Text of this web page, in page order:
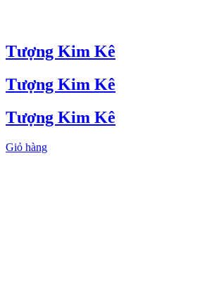
Tượng Kim Kê
Tượng Kim Kê
Tượng Kim Kê
Giỏ hàng